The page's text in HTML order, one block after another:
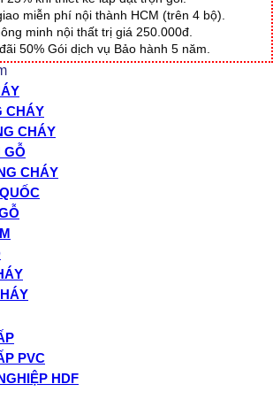
miễn phí nội thành HCM (trên 4 bộ).
minh nội thất trị giá 250.000đ.
50% Gói dịch vụ Bảo hành 5 năm.
CHÁY
CHÁY
GỖ
CHÁY
PVC
HDF